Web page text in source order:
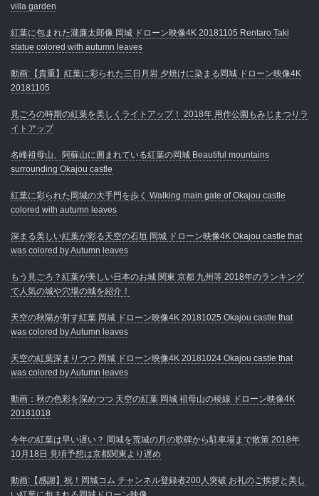
villa garden
紅葉に包まれた瀧廉太郎像 岡城 ドローン映像4K 20181105 Rentaro Taki
statue colored with autumn leaves
動画:【貴重】紅葉に彩られた三日月岩 夕焼けに染まる岡城 ドローン映像4K
20181105
見ごろの時期の紅葉を美しくライトアップ！ 2018年 用作公園もみじまつりラ
イトアップ
名峰祖母山、阿蘇山に囲まれている紅葉の岡城 Beautiful mountains
surrounding Okajou castle
紅葉に彩られた岡城の大手門を歩く Walking main gate of Okajou castle
colored with autumn leaves
深まる美しい紅葉が彩る天空の石垣 岡城 ドローン映像4K Okajou castle that
was colored by Autumn leaves
もう見ごろ？紅葉が美しい日本のお城 関東 京都 九州等 2018年のランキング
で人気の城や穴場の城を紹介！
天空の秋陽が射す紅葉 岡城 ドローン映像4K 20181025 Okajou castle that
was colored by Autumn leaves
天空の紅葉深まりつつ 岡城 ドローン映像4K 20181024 Okajou castle that
was colored by Autumn leaves
動画：秋の色彩を深めつつ 天空の紅葉 岡城 祖母山の稜線 ドローン映像4K
20181018
今年の紅葉は早い遅い？ 岡城を荒城の月の歌碑から駐車場まで散策 2018年
10月18日 見頃予想は京都関東より遅め
動画:【感謝】祝！岡城コム チャンネル登録者200人突破 お礼のご挨拶と美し